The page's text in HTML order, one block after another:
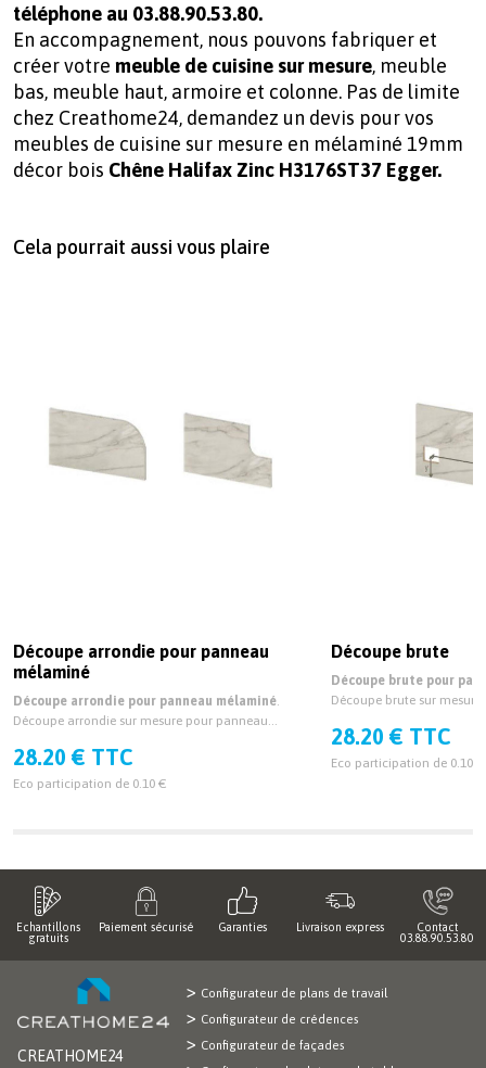
téléphone au 03.88.90.53.80.
En accompagnement, nous pouvons fabriquer et
créer votre meuble de cuisine sur mesure, meuble
bas, meuble haut, armoire et colonne. Pas de limite
chez Creathome24, demandez un devis pour vos
meubles de cuisine sur mesure en mélaminé 19mm
décor bois Chêne Halifax Zinc H3176ST37 Egger.
Cela pourrait aussi vous plaire
Découpe arrondie pour panneau
mélaminé
Découpe arrondie pour panneau mélaminé
Découpe arrondie sur mesure pour panneau
28.20 € TTC
Eco participation de 0.10 €
Découpe brute
Découpe brute pour
Découpe brute sur
28.20 € TTC
Eco participation de 0.10 €
Echantillons
gratuits
Paiement sécurisé Garanties Livraison express
Contact
03.88.90.53.80
CREATHOME24
Configurateur de plans de travail
Configurateur de crédences
Configurateur de façades